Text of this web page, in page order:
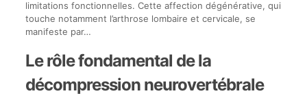
limitations fonctionnelles. Cette affection dégénérative, qui
touche notamment l’arthrose lombaire et cervicale, se
manifeste par…
Le rôle fondamental de la
décompression neurovertébrale